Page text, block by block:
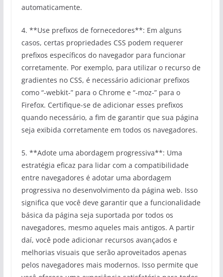
automaticamente.
4. **Use prefixos de fornecedores**: Em alguns
casos, certas propriedades CSS podem requerer
prefixos específicos do navegador para funcionar
corretamente. Por exemplo, para utilizar o recurso de
gradientes no CSS, é necessário adicionar prefixos
como “-webkit-” para o Chrome e “-moz-” para o
Firefox. Certifique-se de adicionar esses prefixos
quando necessário, a fim de garantir que sua página
seja exibida corretamente em todos os navegadores.
5. **Adote uma abordagem progressiva**: Uma
estratégia eficaz para lidar com a compatibilidade
entre navegadores é adotar uma abordagem
progressiva no desenvolvimento da página web. Isso
significa que você deve garantir que a funcionalidade
básica da página seja suportada por todos os
navegadores, mesmo aqueles mais antigos. A partir
daí, você pode adicionar recursos avançados e
melhorias visuais que serão aproveitados apenas
pelos navegadores mais modernos. Isso permite que